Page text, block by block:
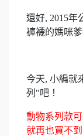
還好, 2015年
褲襪的媽咪
今天, 小編就
列"吧！
動物系列款
就再也買不